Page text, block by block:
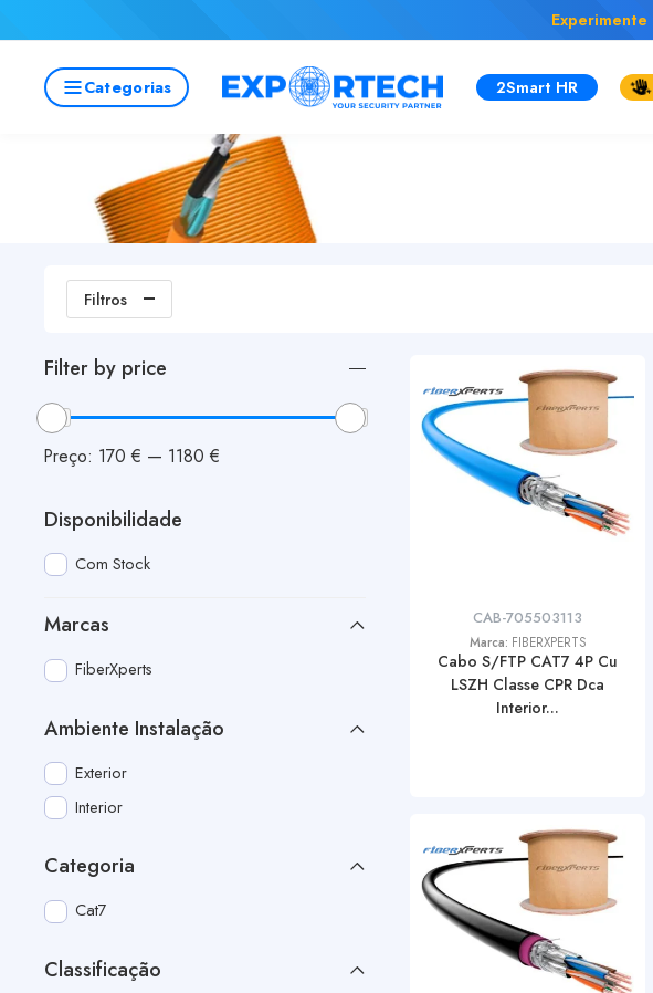
Novos produtos
Categorias 2Smart HR
Filtros
CAB-705503113
Marca: FIBERXPERTS
Cabo S/FTP CAT7 4P Cu
LSZH Classe CPR Dca
Interior...
Filter by price
Preço: 170 € — 1180 €
Disponibilidade
Com Stock
Marcas
FiberXperts
Ambiente Instalação
Exterior
Interior
Categoria
Cat7
Classificação